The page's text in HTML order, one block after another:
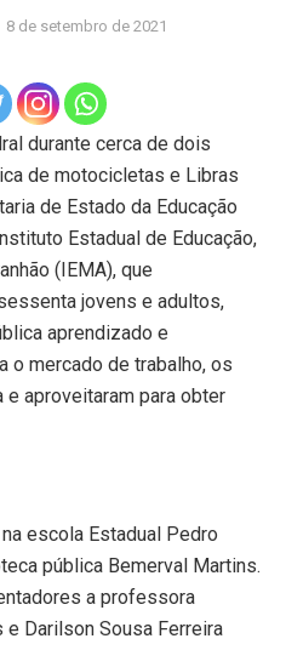
8 de setembro de 2021
durante cerca de dois
de motocicletas e Libras
de Estado da Educação
Estadual de Educação,
(IEMA), que
jovens e adultos,
aprendizado e
o mercado de trabalho, os
e aproveitaram para obter
escola Estadual Pedro
pública Bemerval Martins.
a professora
e Darilson Sousa Ferreira